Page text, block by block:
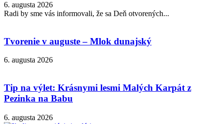
6. augusta 2026
Radi by sme vás informovali, že sa Deň otvorených...
Tvorenie v auguste – Mlok dunajský
6. augusta 2026
Tip na výlet: Krásnymi lesmi Malých Karpát z
Pezinka na Babu
6. augusta 2026